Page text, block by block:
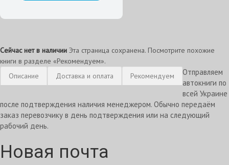
Сейчас нет в наличии Эта страница сохранена. Посмотрите похожие
книги в разделе «Рекомендуем».
Описание
Доставка и оплата Рекомендуем
Отправляем
автокниги по
всей Украине
после подтверждения наличия менеджером. Обычно передаём
заказ перевозчику в день подтверждения или на следующий
рабочий день.
Новая почта